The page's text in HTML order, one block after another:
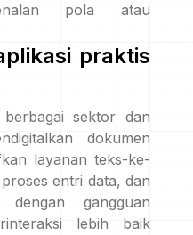
pola atau
praktis
sektor dan
dokumen
layanan teks-ke-
entri data, dan
dengan gangguan
lebih baik